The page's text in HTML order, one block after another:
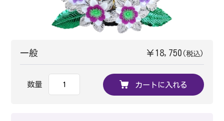
一般 ￥18,750 (税込)
数量 カートに入れる